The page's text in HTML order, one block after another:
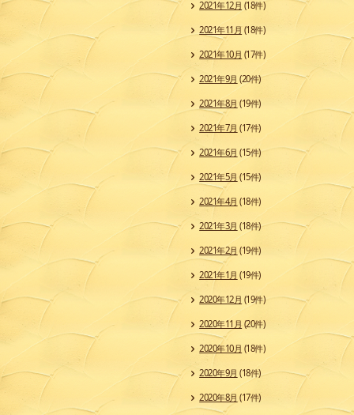
2021年12月 (18件)
2021年11月 (18件)
2021年10月 (17件)
2021年9月 (20件)
2021年8月 (19件)
2021年7月 (17件)
2021年6月 (15件)
2021年5月 (15件)
2021年4月 (18件)
2021年3月 (18件)
2021年2月 (19件)
2021年1月 (19件)
2020年12月 (19件)
2020年11月 (20件)
2020年10月 (18件)
2020年9月 (18件)
2020年8月 (17件)